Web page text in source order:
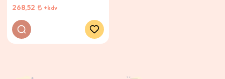
268,52
+kdv